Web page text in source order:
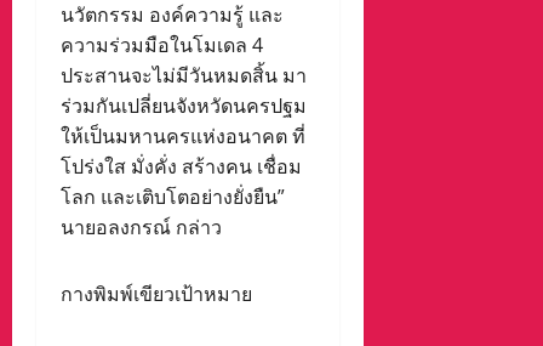
นวัตกรรม องค์ความรู้ และ
ความร่วมมือในโมเดล 4
ประสานจะไม่มีวันหมดสิ้น มา
ร่วมกันเปลี่ยนจังหวัดนครปฐม
ให้เป็นมหานครแห่งอนาคต ที่
โปร่งใส มั่งคั่ง สร้างคน เชื่อม
โลก และเติบโตอย่างยั่งยืน”
นายอลงกรณ์ กล่าว
กางพิมพ์เขียวเป้าหมาย